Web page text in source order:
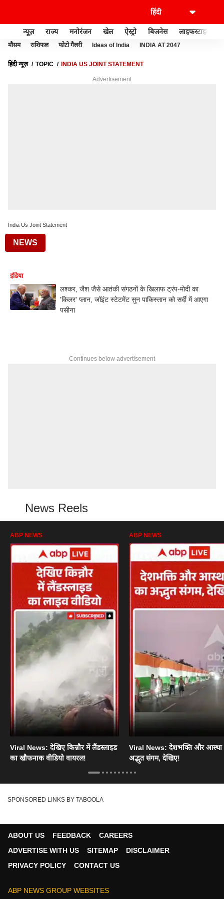
न्यूज़ राज्य मनोरंजन खेल ऐस्ट्रो बिजनेस लाइफस्टाइल
मौसम राशिफल फोटो गैलरी Ideas of India INDIA AT 2047
हिंदी न्यूज़ TOPIC INDIA US JOINT STATEMENT
Advertisement
India Us Joint Statement
NEWS
इंडिया
लश्कर, जैश जैसे आतंकी संगठनों के खिलाफ ट्रंप-मोदी का
'किलर' प्लान, जॉइंट स्टेटमेंट सुन पाकिस्तान को सर्दी में आएगा
पसीना
Continues below advertisement
News Reels
ABP NEWS
Viral News: देखिए किन्नौर में लैंडस्लाइड
का खौफनाक वीडियो वायरल!
ABP NEWS
Viral News: देशभक्ति और आस्था
अद्भुत संगम, देखिए!
SPONSORED LINKS BY TABOOLA
ABOUT US FEEDBACK
CAREERS
ADVERTISE WITH US
SITEMAP
DISCLAIMER
PRIVACY POLICY
CONTACT US
ABP NEWS GROUP WEBSITES